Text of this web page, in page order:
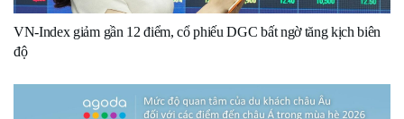
VN-Index giảm gần 12 điểm, cổ phiếu DGC bất ngờ tăng kịch biên
độ